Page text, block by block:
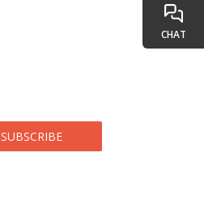
SUBSCRIBE
CHAT